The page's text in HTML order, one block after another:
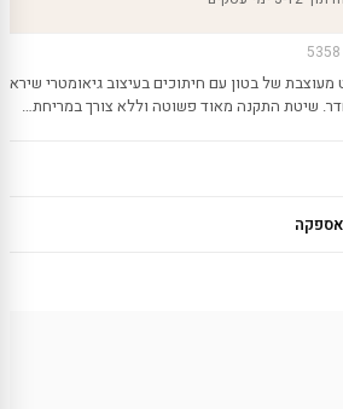
של בטון עם חיתוכים בעיצוב גיאומטרי שיראה
שיטת התקנה מאוד פשוטה וללא צורך במריחת…